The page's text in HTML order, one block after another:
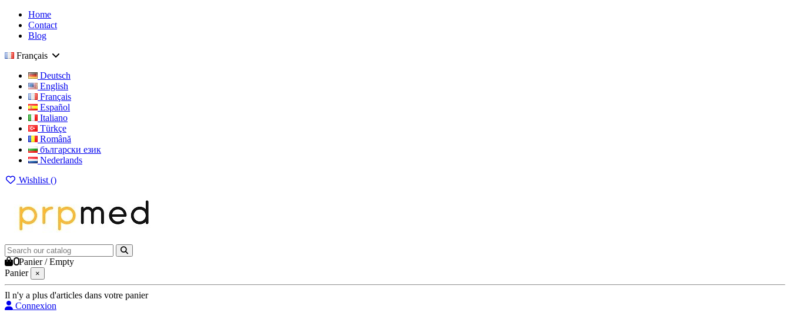
Home
Contact
Blog
Français
Deutsch
English
Français
Español
Italiano
Türkçe
Română
български език
Nederlands
Wishlist ()
0Panier /Empty
Panier
×
Il n'y a plus d'articles dans votre panier
Connexion